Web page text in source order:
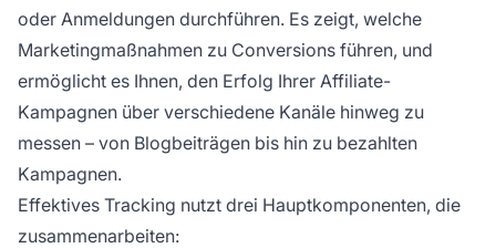
oder Anmeldungen durchführen. Es zeigt, welche
Marketingmaßnahmen zu Conversions führen, und
ermöglicht es Ihnen, den Erfolg Ihrer Affiliate-
Kampagnen über verschiedene Kanäle hinweg zu
messen – von Blogbeiträgen bis hin zu bezahlten
Kampagnen.
Effektives Tracking nutzt drei Hauptkomponenten, die
zusammenarbeiten: